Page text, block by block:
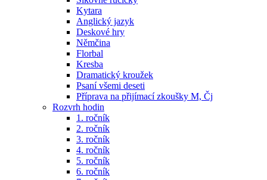
Kytara
Anglický jazyk
Deskové hry
Němčina
Florbal
Kresba
Dramatický kroužek
Psaní všemi deseti
Příprava na přijímací zkoušky M, Čj
Rozvrh hodin
1. ročník
2. ročník
3. ročník
4. ročník
5. ročník
6. ročník